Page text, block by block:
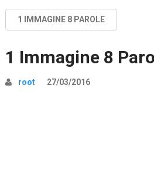
1 IMMAGINE 8 PAROLE
1 Immagine 8
root 27/03/2016